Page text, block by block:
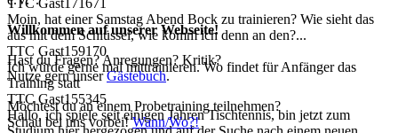
Moin, hat einer Samstag Abend Bock zu trainieren? Wie sieht das
aus mit dem Schlüssel, wie komm ich denn an den?...
TTC Gast159170
Ich würde gerne mal mittrainieren. Wo findet für Anfänger das
Training statt
TTC Gast155345
Hallo, ich spiele seit einigen Jahren Tischtennis, bin jetzt zum
Willkommen auf unserer Webseite!
Hast du Fragen? Anregungen? Kritik?
Nutze gern unserGästebuch.
Möchtest du an einem Probetraining teilnehmen?
Schau bei uns vorbei!Wann/Wo?!